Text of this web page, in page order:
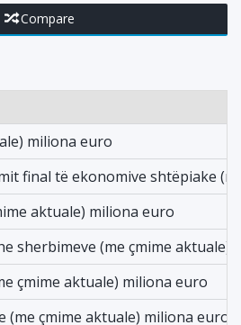
Compare
miliona euro
final të ekonomive shtëpiake
aktuale) miliona euro
sherbimeve (me çmime aktuale)
çmime aktuale) miliona euro
(me çmime aktuale) miliona euro